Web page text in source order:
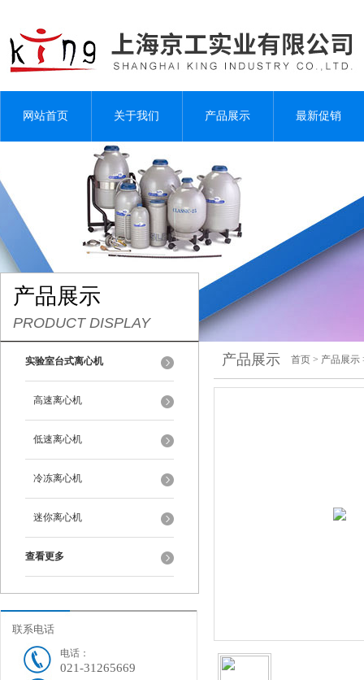
网站首页 关于我们 产品展示 最新促销
产品展示
PRODUCT DISPLAY
实验室台式离心机
高速离心机
低速离心机
冷冻离心机
迷你离心机
查看更多
联系电话
电话：
021-31265669
产品展示 首页 > 产品展示